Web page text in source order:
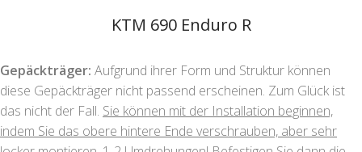
KTM 690 Enduro R
Gepäckträger: Aufgrund ihrer Form und Struktur können
diese Gepäckträger nicht passend erscheinen. Zum Glück ist
das nicht der Fall. Sie können mit der Installation beginnen,
indem Sie das obere hintere Ende verschrauben, aber sehr